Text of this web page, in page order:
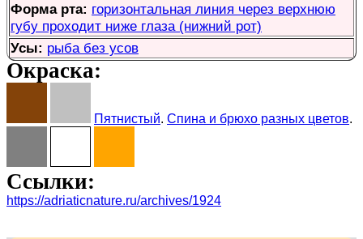
Форма рта: горизонтальная линия через верхнюю
губу проходит ниже глаза (нижний рот)
Усы: рыба без усов
Окраска:
Пятнистый. Спина и брюхо разных цветов.
Ссылки:
https://adriaticnature.ru/archives/1924